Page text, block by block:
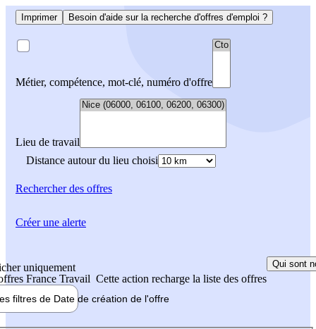
Imprimer Besoin d'aide sur la recherche d'offres d'emploi ?
Métier, compétence, mot-clé, numéro d'offre
Lieu de travail
Distance autour du lieu choisi
Rechercherdes offres
uniquement
France Travail Cette action recharge la liste des offres
Qui sont
filtres de Date de création de l'offre
Créer une alerte